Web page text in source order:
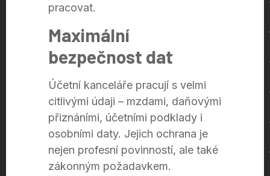
pracovat.
Maximální
bezpečnost dat
Účetní kanceláře pracují s velmi
citlivými údaji – mzdami, daňovými
přiznáními, účetními podklady i
osobními daty. Jejich ochrana je
nejen profesní povinností, ale také
zákonným požadavkem.